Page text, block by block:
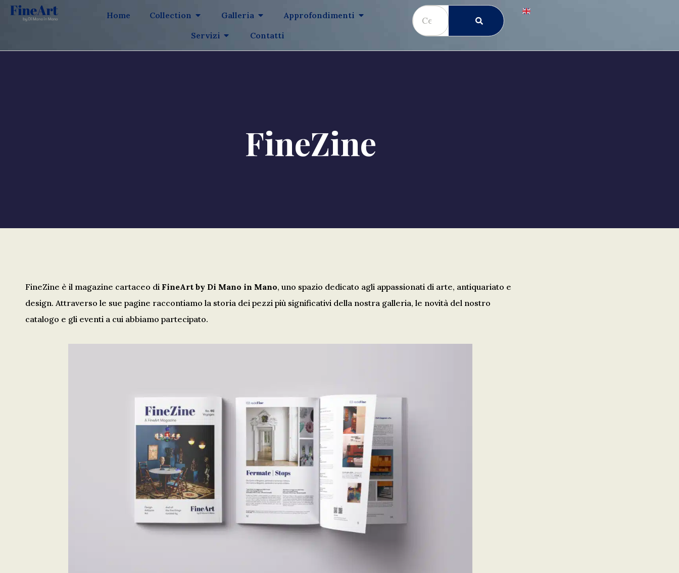
Home Collection Galleria
Approfondimenti
Servizi
Contatti
FineZine
FineZine è il magazine cartaceo di FineArt by Di Mano in Mano, uno spazio dedicato agli appassionati di arte, antiquariato e
design. Attraverso le sue pagine raccontiamo la storia dei pezzi più significativi della nostra galleria, le novità del nostro
catalogo e gli eventi a cui abbiamo partecipato.